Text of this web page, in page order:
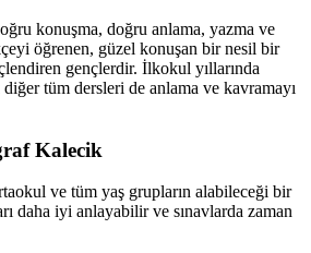
konuşma, doğru anlama, yazma ve
öğrenen, güzel konuşan bir nesil bir
gençlerdir. İlkokul yıllarında
tüm dersleri de anlama ve kavramayı
Kalecik
ve tüm yaş grupların alabileceği bir
daha iyi anlayabilir ve sınavlarda zaman